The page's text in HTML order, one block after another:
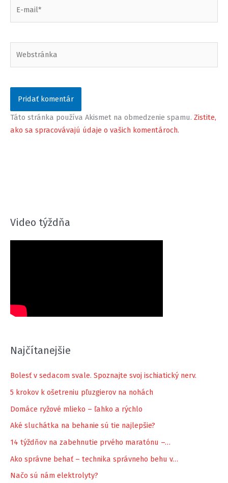
Táto stránka používa Akismet na obmedzenie spamu. Zistite,
ako sa spracovávajú údaje o vašich komentároch.
Video týždňa
Najčítanejšie
Bolesť v sedacom svale. Spoznajte svoj ischiatický nerv.
5 krokov k ošetreniu pľuzgierov na nohách
Domáce ryžové mlieko – ľahko a rýchlo
Aké sluchátka na behanie sú tie najlepšie?
14 týždňov na zabehnutie prvého maratónu –…
Ako správne behať – technika správneho behu v…
Načo sú nám elektrolyty?